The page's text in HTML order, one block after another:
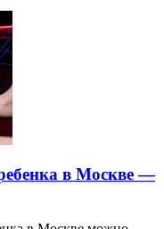
в Москве —